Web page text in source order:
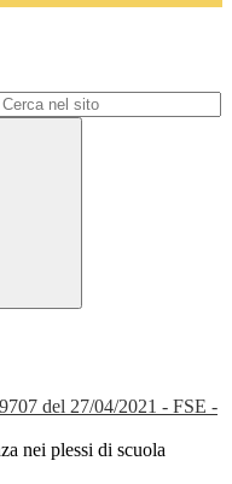
del 27/04/2021 - FSE -
nei plessi di scuola